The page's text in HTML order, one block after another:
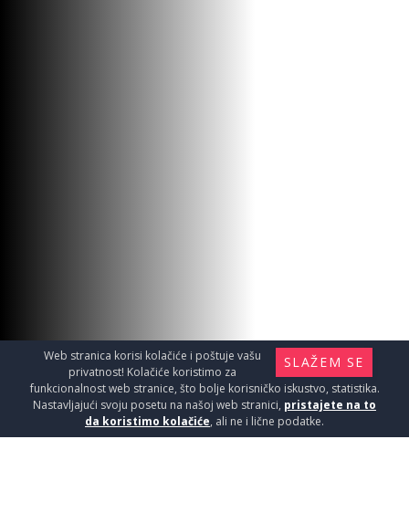
SLAŽEM SE
Web stranica korisi kolačiće i poštuje vašu
privatnost! Kolačiće koristimo za
funkcionalnost web stranice, što bolje korisničko iskustvo, statistika.
Nastavljajući svoju posetu na našoj web stranici, pristajete na to
da koristimo kolačiće, ali ne i lične podatke.